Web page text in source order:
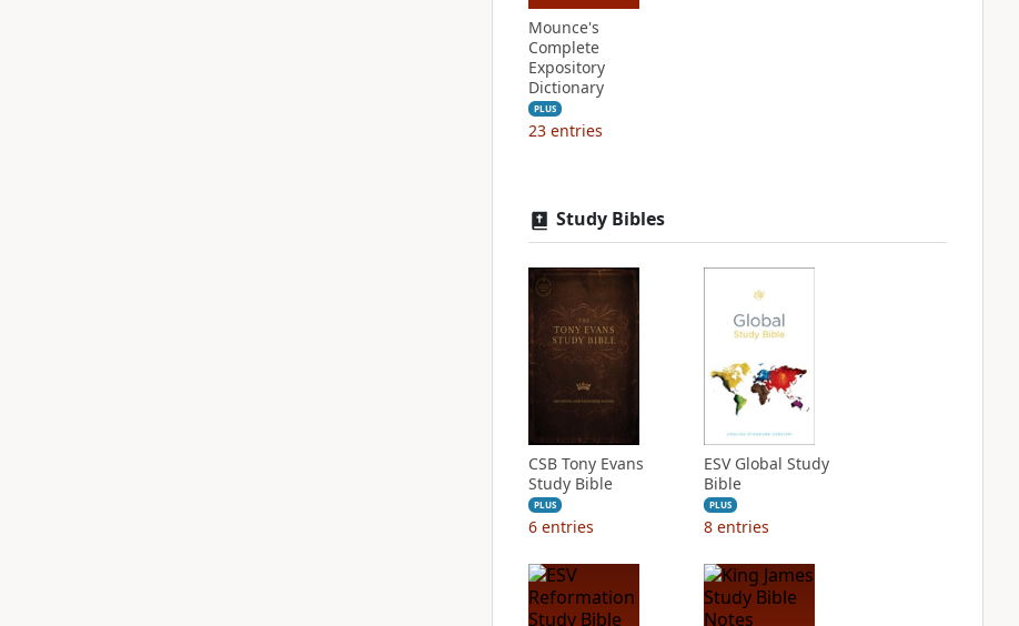
Mounce's
Complete
Expository
Dictionary
PLUS
23 entries
Study Bibles
CSB Tony Evans
Study Bible
PLUS
6 entries
ESV Global Study
Bible
PLUS
8 entries